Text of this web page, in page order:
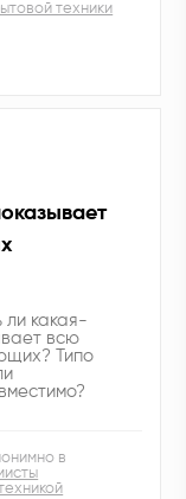
техники
ли какая-
всю
Типо
в